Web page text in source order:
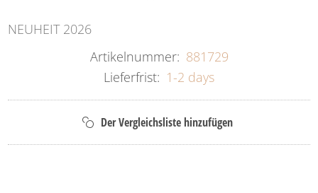
NEUHEIT 2026
Artikelnummer: 881729
Lieferfrist: 1-2 days